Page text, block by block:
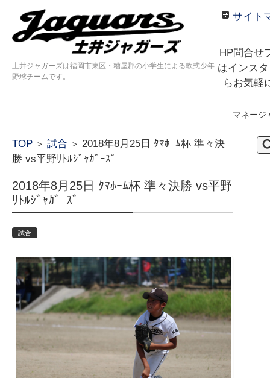
土井ジャガーズは福岡市東区・糟屋郡の小学生による軟式少年
野球チームです。
サイト
HP問合せ
はインス
らお気軽
マネー
TOP > 試合 > 2018年8月25日 ﾀﾏﾎｰﾑ杯 準々決
勝 vs平野ﾘﾄﾙｼﾞｬｶﾞｰｽﾞ
2018年8月25日 ﾀﾏﾎｰﾑ杯 準々決勝 vs平野
ﾘﾄﾙｼﾞｬｶﾞｰｽﾞ
試合
検
索: